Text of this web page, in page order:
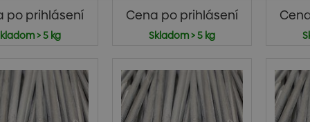
po prihlásení
> 5 kg
Cena po prihlásení
Skladom > 5 kg